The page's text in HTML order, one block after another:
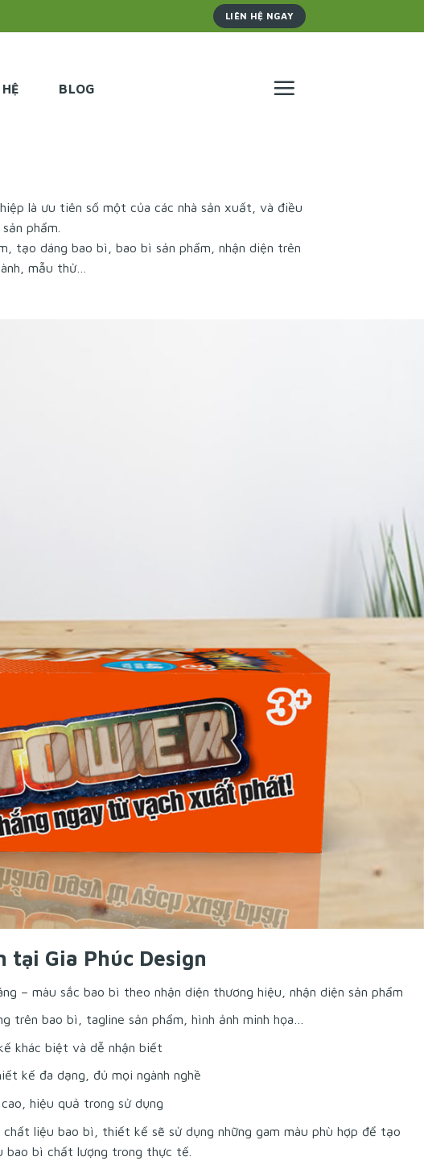
LIÊN HỆ NGAY
BLOG
là ưu tiên số một của các nhà sản xuất, và điều
phẩm.
tạo dáng bao bì, bao bì sản phẩm, nhận diện trên
mẫu thử…
tại Gia Phúc Design
– màu sắc bao bì theo nhận diện thương hiệu, nhận diện sản phẩm
trên bao bì, tagline sản phẩm, hình ảnh minh họa…
khác biệt và dễ nhận biết
kế đa dạng, đủ mọi ngành nghề
hiệu quả trong sử dụng
liệu bao bì, thiết kế sẽ sử dụng những gam màu phù hợp để tạo
bao bì chất lượng trong thực tế.